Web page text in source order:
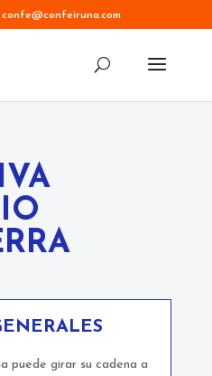
confe@confeiruna.com
puede girar su cadena a